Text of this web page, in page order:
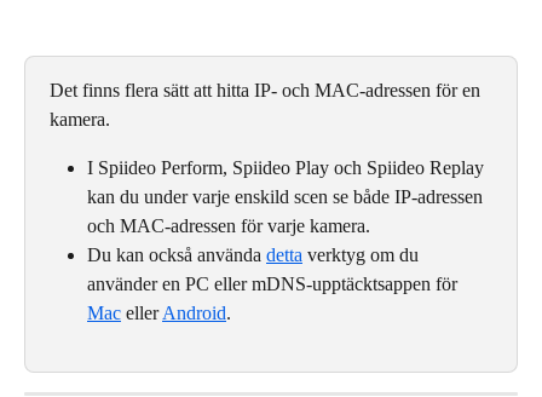
Det finns flera sätt att hitta IP- och MAC-adressen för en
kamera.
I Spiideo Perform, Spiideo Play och Spiideo Replay
kan du under varje enskild scen se både IP-adressen
och MAC-adressen för varje kamera.
Du kan också använda detta verktyg om du
använder en PC eller mDNS-upptäcktsappen för
Mac eller Android.